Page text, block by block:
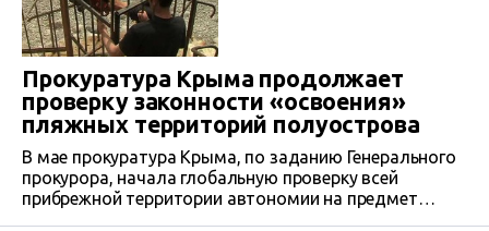
Прокуратура Крыма продолжает
проверку законности «освоения»
пляжных территорий полуострова
В мае прокуратура Крыма, по заданию Генерального
прокурора, начала глобальную проверку всей
прибрежной территории автономии на предмет